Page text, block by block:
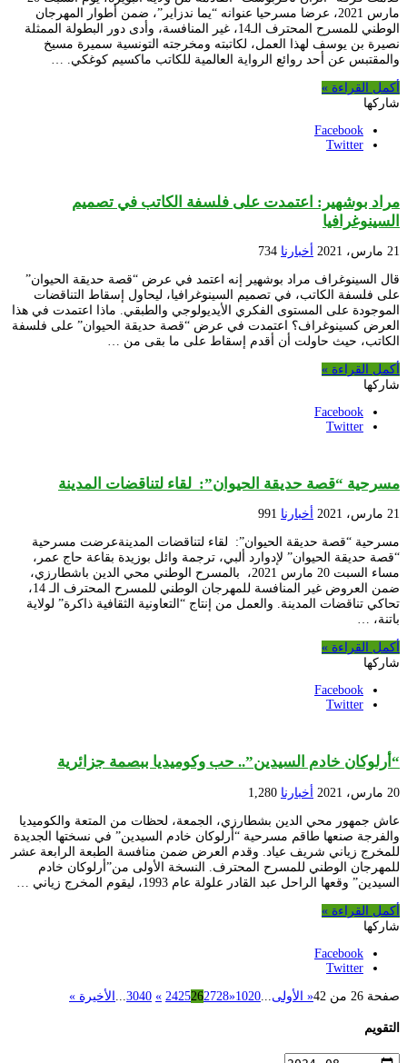
مارس 2021، عرضا مسرحيا عنوانه “يما ندزاير”، ضمن أطوار المهرجان
الوطني للمسرح المحترف الـ14، غير المنافسة، وأدى دور البطولة الممثلة
نصيرة بن يوسف لهذا العمل، لكاتبته ومخرجته التونسية سميرة مسيخ
والمقتبس عن أحد روائع الرواية العالمية للكاتب ماكسيم كوغكي. …
أكمل القراءة »
شاركها
Facebook
Twitter
مراد بوشهير: اعتمدت على فلسفة الكاتب في تصميم
السينوغرافيا
21 مارس، 2021 أخبارنا 734
قال السينوغراف مراد بوشهير إنه اعتمد في عرض “قصة حديقة الحيوان”
على فلسفة الكاتب، في تصميم السينوغرافيا، ليحاول إسقاط التناقضات
الموجودة على المستوى الفكري الأيديولوجي والطبقي. ماذا اعتمدت في هذا
العرض كسينوغراف؟ اعتمدت في عرض “قصة حديقة الحيوان” على فلسفة
الكاتب، حيث حاولت أن أقدم إسقاط على ما بقى من …
أكمل القراءة »
شاركها
Facebook
Twitter
مسرحية “قصة حديقة الحيوان”: لقاء لتناقضات المدينة
21 مارس، 2021 أخبارنا 991
مسرحية “قصة حديقة الحيوان”: لقاء لتناقضات المدينةعرضت مسرحية
“قصة حديقة الحيوان” لإدوارد ألبي، ترجمة وائل بوزيدة بقاعة حاج عمر،
مساء السبت 20 مارس 2021، بالمسرح الوطني محي الدين باشطارزي،
ضمن العروض غير المنافسة للمهرجان الوطني للمسرح المحترف الـ 14،
تحاكي تناقضات المدينة. والعمل من إنتاج “التعاونية الثقافية ذاكرة” لولاية
باتنة، …
أكمل القراءة »
شاركها
Facebook
Twitter
“أرلوكان خادم السيدين”.. حب وكوميديا ببصمة جزائرية
20 مارس، 2021 أخبارنا 1,280
عاش جمهور محي الدين بشطارزي، الجمعة، لحظات من المتعة والكوميديا
والفرجة صنعها طاقم مسرحية “أرلوكان خادم السيدين” في نسختها الجديدة
للمخرج زياني شريف عياد. وقدم العرض ضمن منافسة الطبعة الرابعة عشر
للمهرجان الوطني للمسرح المحترف. النسخة الأولى من”أرلوكان خادم
السيدين” وقعها الراحل عبد القادر علولة عام 1993، ليقوم المخرج زياني …
أكمل القراءة »
شاركها
Facebook
Twitter
صفحة 26 من 42 « الأولى 1020
«
2425262728
»
3040 الأخيرة »
التقويم